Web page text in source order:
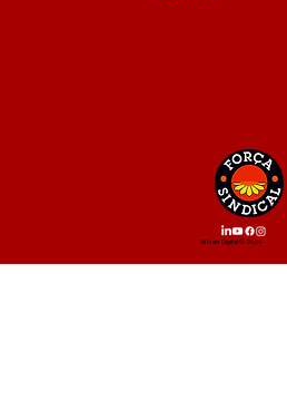
Wizart Digital © 2024